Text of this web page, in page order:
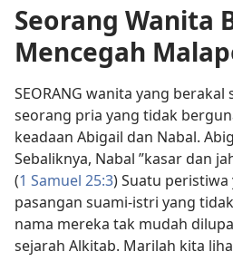
Seorang Wanita
Mencegah
SEORANG wanita yang
seorang pria yang tidak
keadaan Abigail dan Nabal.
Sebaliknya, Nabal ”kasar dan
(1 Samuel 25:3) Suatu
pasangan suami-istri yang
nama mereka tak mudah
sejarah Alkitab. Marilah kita